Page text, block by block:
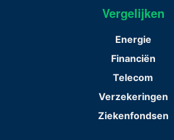
Vergelijken
Energie
Financiën
Telecom
Verzekeringen
Ziekenfondsen